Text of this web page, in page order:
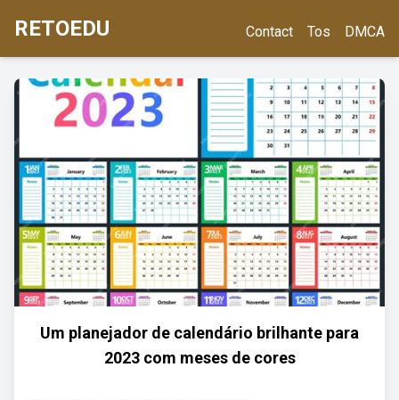
RETOEDU Contact Tos DMCA
Um planejador de calendário brilhante para
2023 com meses de cores